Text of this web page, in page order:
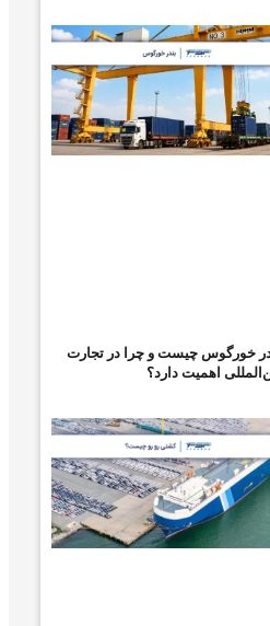
خورگوس چیست و چرا در تجارت
اهمیت دارد؟